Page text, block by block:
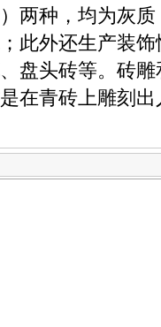
两种，均为灰
此外还生产装
盘头砖等。砖
在青砖上雕刻